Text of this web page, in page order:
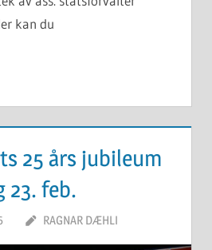
kan du
25 års jubileum
23. feb.
RAGNAR DÆHLI